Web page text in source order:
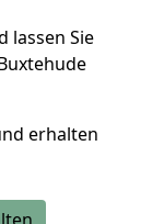
lassen Sie
erhalten